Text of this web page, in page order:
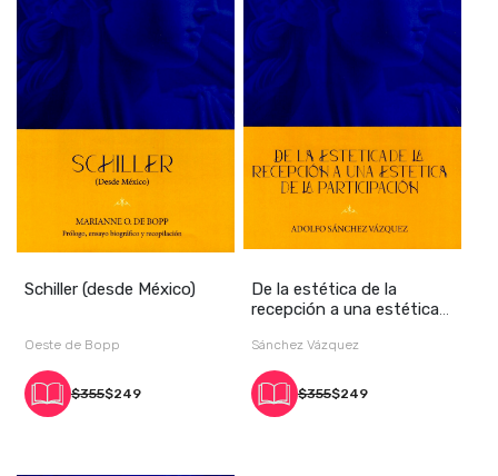
Schiller (desde México)
Oeste de Bopp
$355$249
De la estética de la
recepción a una estética
Sánchez Vázquez
$355$249